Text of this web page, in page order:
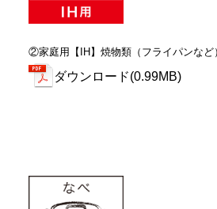
②家庭用【IH】焼物類（フライパンなど
ダウンロード(0.99MB)